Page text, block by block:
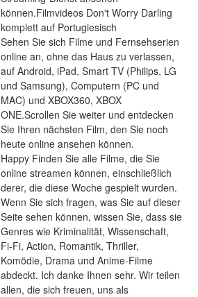
können.Filmvideos Don't Worry Darling
komplett auf Portugiesisch
Sehen Sie sich Filme und Fernsehserien
online an, ohne das Haus zu verlassen,
auf Android, iPad, Smart TV (Philips, LG
und Samsung), Computern (PC und
MAC) und XBOX360, XBOX
ONE.Scrollen Sie weiter und entdecken
Sie Ihren nächsten Film, den Sie noch
heute online ansehen können.
Happy Finden Sie alle Filme, die Sie
online streamen können, einschließlich
derer, die diese Woche gespielt wurden.
Wenn Sie sich fragen, was Sie auf dieser
Seite sehen können, wissen Sie, dass sie
Genres wie Kriminalität, Wissenschaft,
Fi-Fi, Action, Romantik, Thriller,
Komödie, Drama und Anime-Filme
abdeckt. Ich danke Ihnen sehr. Wir teilen
allen, die sich freuen, uns als